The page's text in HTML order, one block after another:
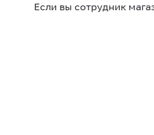
Если вы сотрудник